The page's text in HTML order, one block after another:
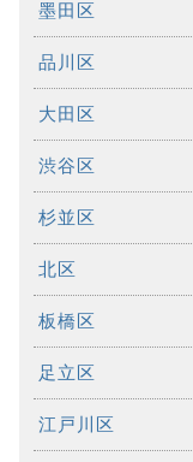
墨田区
品川区
大田区
渋谷区
杉並区
北区
板橋区
足立区
江戸川区